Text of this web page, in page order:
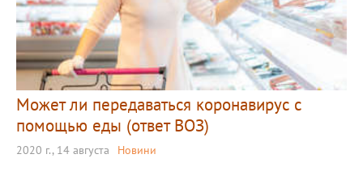
Может ли передаваться коронавирус с
помощью еды (ответ ВОЗ)
2020 г., 14 августа Новини